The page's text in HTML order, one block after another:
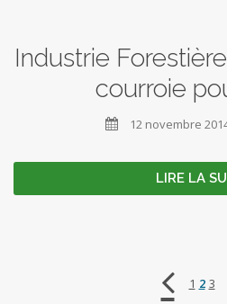
Industrie
courroie
 12 novembre
LIRE LA
 1 2 3